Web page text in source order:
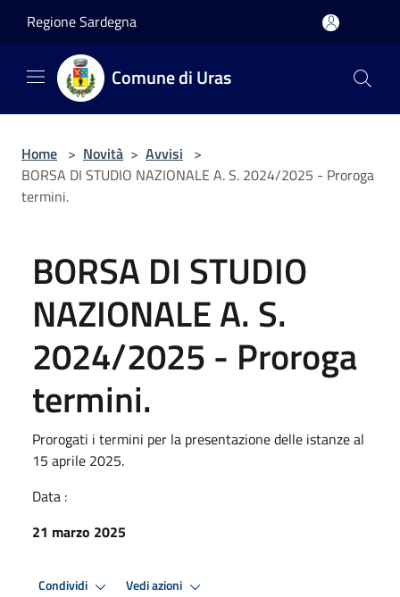
Regione Sardegna
Comune di Uras
Home > Novità > Avvisi >
BORSA DI STUDIO NAZIONALE A. S. 2024/2025 - Proroga
termini.
BORSA DI STUDIO
NAZIONALE A. S.
2024/2025 - Proroga
termini.
Prorogati i termini per la presentazione delle istanze al
15 aprile 2025.
Data :
21 marzo 2025
Condividi Vedi azioni